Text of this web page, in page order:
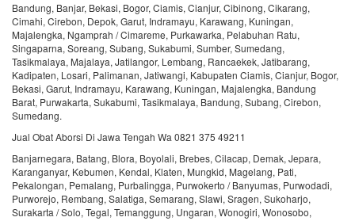
Bandung, Banjar, Bekasi, Bogor, Ciamis, Cianjur, Cibinong, Cikarang,
Cimahi, Cirebon, Depok, Garut, Indramayu, Karawang, Kuningan,
Majalengka, Ngamprah / Cimareme, Purkawarka, Pelabuhan Ratu,
Singaparna, Soreang, Subang, Sukabumi, Sumber, Sumedang,
Tasikmalaya, Majalaya, Jatilangor, Lembang, Rancaekek, Jatibarang,
Kadipaten, Losari, Palimanan, Jatiwangi, Kabupaten Ciamis, Cianjur, Bogor,
Bekasi, Garut, Indramayu, Karawang, Kuningan, Majalengka, Bandung
Barat, Purwakarta, Sukabumi, Tasikmalaya, Bandung, Subang, Cirebon,
Sumedang.
Jual Obat Aborsi Di Jawa Tengah Wa 0821 375 49211
Banjarnegara, Batang, Blora, Boyolali, Brebes, Cilacap, Demak, Jepara,
Karanganyar, Kebumen, Kendal, Klaten, Mungkid, Magelang, Pati,
Pekalongan, Pemalang, Purbalingga, Purwokerto / Banyumas, Purwodadi,
Purworejo, Rembang, Salatiga, Semarang, Slawi, Sragen, Sukoharjo,
Surakarta / Solo, Tegal, Temanggung, Ungaran, Wonogiri, Wonosobo,